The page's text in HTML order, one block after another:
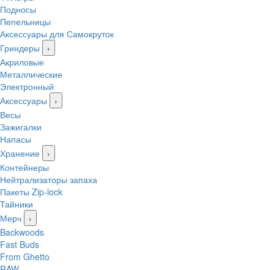
Подносы
Пепельницы
Аксессуары для Самокруток
Гриндеры
›
Акриловые
Металлические
Электронный
Аксессуары
›
Весы
Зажигалки
Напасы
Хранение
›
Контейнеры
Нейтрализаторы запаха
Пакеты Zip-lock
Тайники
Мерч
›
Backwoods
Fast Buds
From Ghetto